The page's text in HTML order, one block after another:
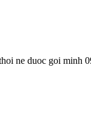
ne duoc goi minh